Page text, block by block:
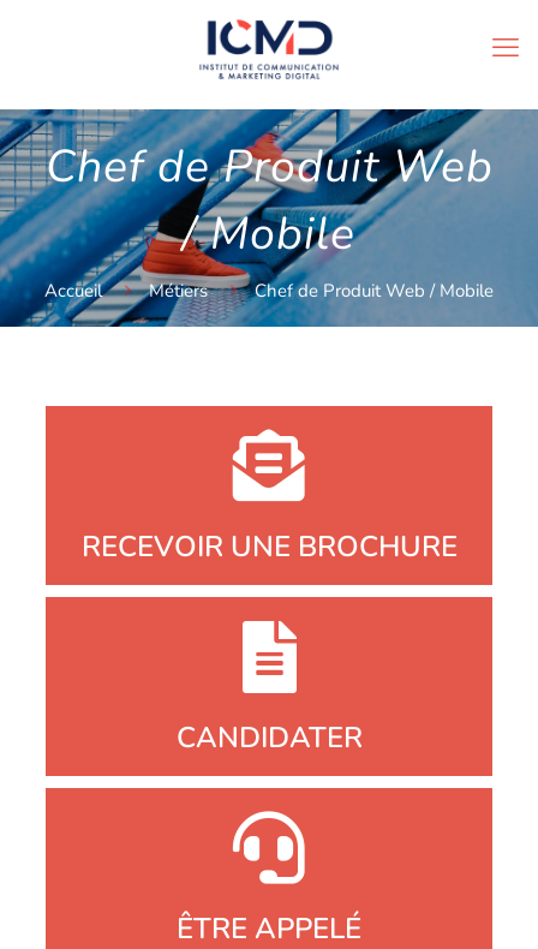
Chef de Produit Web
/ Mobile
Accueil Métiers Chef de Produit Web / Mobile
RECEVOIR UNE BROCHURE
CANDIDATER
ÊTRE APPELÉ